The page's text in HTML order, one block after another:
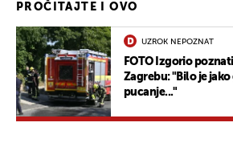
PROČITAJTE I OVO
UZROK NEPOZNAT
FOTO Izgorio
Zagrebu: "Bilo je
pucanje..."